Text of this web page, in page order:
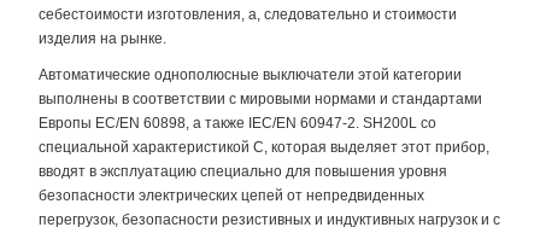
себестоимости изготовления, а, следовательно и стоимости
изделия на рынке.
Автоматические однополюсные выключатели этой категории
выполнены в соответствии с мировыми нормами и стандартами
Европы EC/EN 60898, а также IEC/EN 60947-2. SH200L со
специальной характеристикой C, которая выделяет этот прибор,
вводят в эксплуатацию специально для повышения уровня
безопасности электрических цепей от непредвиденных
перегрузок, безопасности резистивных и индуктивных нагрузок и с